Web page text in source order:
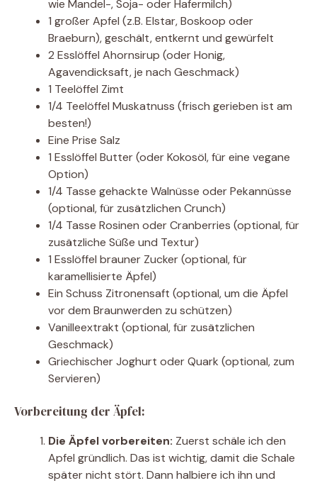
wie Mandel-, Soja- oder Hafermilch)
1 großer Apfel (z.B. Elstar, Boskoop oder
Braeburn), geschält, entkernt und gewürfelt
2 Esslöffel Ahornsirup (oder Honig,
Agavendicksaft, je nach Geschmack)
1 Teelöffel Zimt
1/4 Teelöffel Muskatnuss (frisch gerieben ist am
besten!)
Eine Prise Salz
1 Esslöffel Butter (oder Kokosöl, für eine vegane
Option)
1/4 Tasse gehackte Walnüsse oder Pekannüsse
(optional, für zusätzlichen Crunch)
1/4 Tasse Rosinen oder Cranberries (optional, für
zusätzliche Süße und Textur)
1 Esslöffel brauner Zucker (optional, für
karamellisierte Äpfel)
Ein Schuss Zitronensaft (optional, um die Äpfel
vor dem Braunwerden zu schützen)
Vanilleextrakt (optional, für zusätzlichen
Geschmack)
Griechischer Joghurt oder Quark (optional, zum
Servieren)
Vorbereitung der Äpfel:
Die Äpfel vorbereiten: Zuerst schäle ich den
Apfel gründlich. Das ist wichtig, damit die Schale
später nicht stört. Dann halbiere ich ihn und